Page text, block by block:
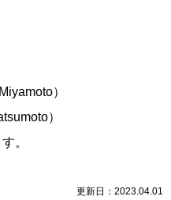
）
）
。
更新日：2023.04.01